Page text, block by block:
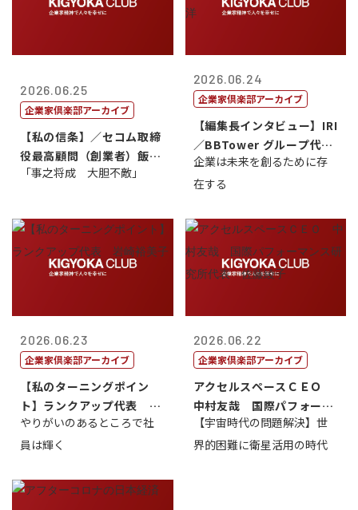
2026.06.25
企業家倶楽部アーカイブ
【私の信条】／セコム取締
役最高顧問（創業者）飯田
亮
「事之将成 大胆不敵」
2026.06.24
企業家倶楽部アーカイブ
【編集長インタビュー】IRI
／BBTower グループ代表
藤...
企業は未来を創るために存
在する
2026.06.23
企業家倶楽部アーカイブ
【私のターニングポイン
ト】ランクアップ代表 岩
崎裕美子
やりがいのあるところで社
員は輝く
2026.06.22
企業家倶楽部アーカイブ
アクセルスペースＣＥＯ
中村友哉 国際パフォーマ
ンス研究所代...
【宇宙時代の問題解決】世
界的困難に衛星活用の時代